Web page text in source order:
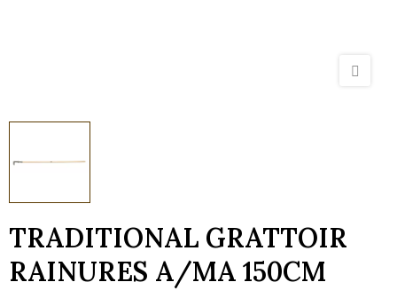
TRADITIONAL GRATTOIR
RAINURES A/MA 150CM